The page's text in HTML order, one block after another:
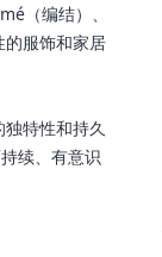
（编结）、
的服饰和家居
特性和持久
续、有意识